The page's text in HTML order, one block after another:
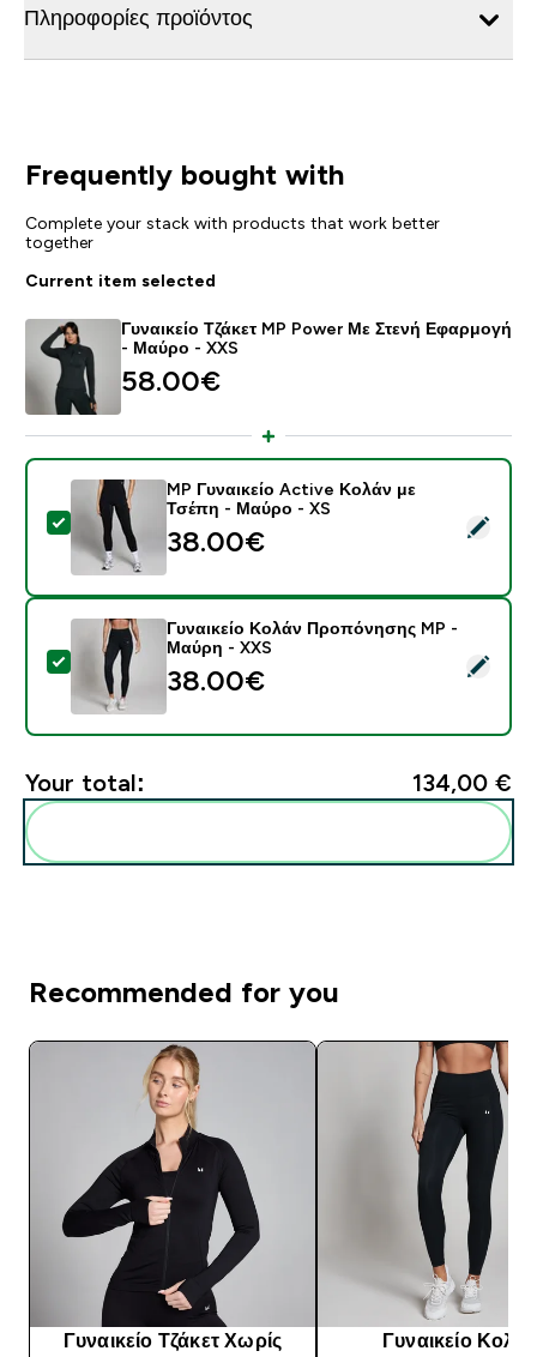
Πληροφορίες προϊόντος
Frequently bought with
Complete your stack with products that work better
together
Current item selected
Γυναικείο Τζάκετ MP Power Με Στενή Εφαρμογή
- Μαύρο - XXS
58.00€‎
Select this product - MP Γυναικείο Active Κολάν με
MP Γυναικείο Active Κολάν με
Τσέπη - Μαύρο - XS
38.00€‎
Select this product - Γυναικείο Κολάν Προπόνησης
Γυναικείο Κολάν Προπόνησης MP -
Μαύρη - XXS
38.00€‎
Your total: 134,00 €‎
Recommended for you
Γυναικείο Τζάκετ Χωρίς
Γυναικείο Κολάν